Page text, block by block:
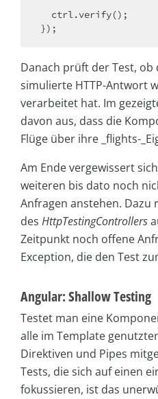
Danach prüft der Test,
simulierte HTTP-Antwort
verarbeitet hat. Im
davon aus, dass die
Flüge über ihre _flights-
Am Ende vergewissert
weiteren bis dato noch
Anfragen anstehen. Dazu
des HttpTestingControllers
Zeitpunkt noch offene
Exception, die den Test
Angular: Shallow Testing
Testet man eine
alle im Template
Direktiven und Pipes
Tests, die sich auf einen
fokussieren, ist das